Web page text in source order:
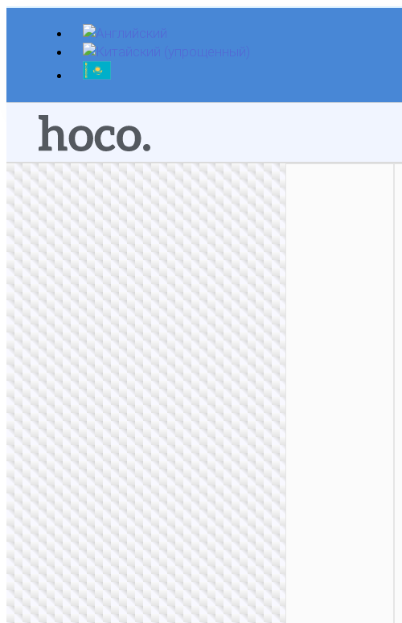
Перейти
содержимому